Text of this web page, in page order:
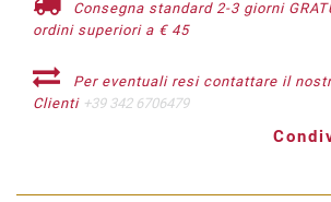
Consegna standard 2-3 giorni
ordini superiori a € 45
Per eventuali resi contattare il
Clienti +39 342 6706479